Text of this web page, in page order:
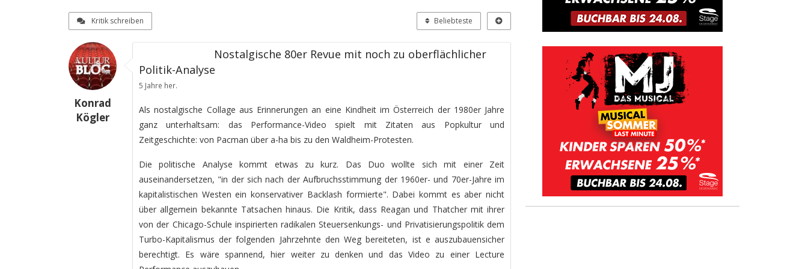
Kritik schreiben Beliebteste
Konrad
Kögler
Nostalgische 80er Revue mit noch zu oberflächlicher
Politik-Analyse
5 Jahre her.
Als nostalgische Collage aus Erinnerungen an eine Kindheit im Österreich der 1980er Jahre
ganz unterhaltsam: das Performance-Video spielt mit Zitaten aus Popkultur und
Zeitgeschichte: von Pacman über a-ha bis zu den Waldheim-Protesten.
Die politische Analyse kommt etwas zu kurz. Das Duo wollte sich mit einer Zeit
auseinandersetzen, "in der sich nach der Aufbruchsstimmung der 1960er- und 70er-Jahre im
kapitalistischen Westen ein konservativer Backlash formierte". Dabei kommt es aber nicht
über allgemein bekannte Tatsachen hinaus. Die Kritik, dass Reagan und Thatcher mit ihrer
von der Chicago-Schule inspirierten radikalen Steuersenkungs- und Privatisierungspolitik dem
Turbo-Kapitalismus der folgenden Jahrzehnte den Weg bereiteten, ist e auszubauensicher
berechtigt. Es wäre spannend, hier weiter zu denken und das Video zu einer Lecture